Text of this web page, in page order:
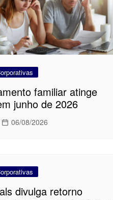
familiar atinge
junho de 2026
06/08/2026
divulga retorno